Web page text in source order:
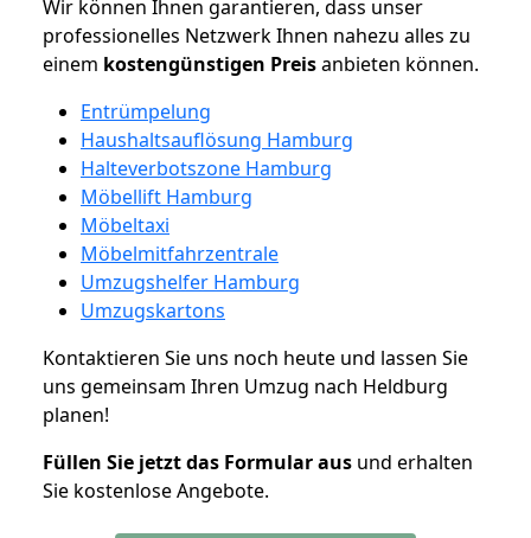
Wir können Ihnen garantieren, dass unser
professionelles Netzwerk Ihnen nahezu alles zu
einem kostengünstigen Preisanbieten können.
Entrümpelung
Haushaltsauflösung Hamburg
Halteverbotszone Hamburg
Möbellift Hamburg
Möbeltaxi
Möbelmitfahrzentrale
Umzugshelfer Hamburg
Umzugskartons
Kontaktieren Sie uns noch heute und lassen Sie
uns gemeinsam Ihren Umzug nach Heldburg
planen!
Füllen Sie jetzt das Formular aus und erhalten
Sie kostenlose Angebote.